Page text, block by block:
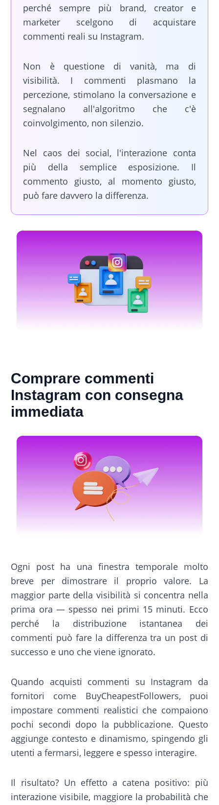
perché sempre più brand, creator e
marketer scelgono di acquistare
commenti reali su Instagram.
Non è questione di vanità, ma di
visibilità. I commenti plasmano la
percezione, stimolano la conversazione e
segnalano all'algoritmo che c'è
coinvolgimento, non silenzio.
Nel caos dei social, l'interazione conta
più della semplice esposizione. Il
commento giusto, al momento giusto,
può fare davvero la differenza.
Comprare commenti
Instagram con consegna
immediata
Ogni post ha una finestra temporale molto
breve per dimostrare il proprio valore. La
maggior parte della visibilità si concentra nella
prima ora — spesso nei primi 15 minuti. Ecco
perché la distribuzione istantanea dei
commenti può fare la differenza tra un post di
successo e uno che viene ignorato.
Quando acquisti commenti su Instagram da
fornitori come BuyCheapestFollowers, puoi
impostare commenti realistici che compaiono
pochi secondi dopo la pubblicazione. Questo
aggiunge contesto e dinamismo, spingendo gli
utenti a fermarsi, leggere e spesso interagire.
Il risultato? Un effetto a catena positivo: più
interazione visibile, maggiore la probabilità che